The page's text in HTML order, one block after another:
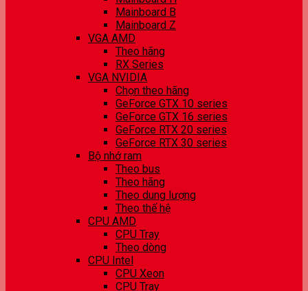
Mainboard B
Mainboard Z
VGA AMD
Theo hãng
RX Series
VGA NVIDIA
Chọn theo hãng
GeForce GTX 10 series
GeForce GTX 16 series
GeForce RTX 20 series
GeForce RTX 30 series
Bộ nhớ ram
Theo bus
Theo hãng
Theo dung lượng
Theo thế hệ
CPU AMD
CPU Tray
Theo dòng
CPU Intel
CPU Xeon
CPU Tray